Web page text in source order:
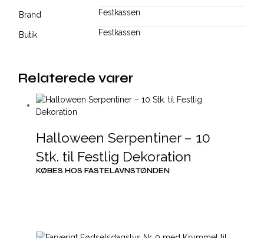
Brand Festkassen
Butik Festkassen
Relaterede varer
Halloween Serpentiner – 10
Stk. til Festlig Dekoration
KØBES HOS FASTELAVNSTØNDEN